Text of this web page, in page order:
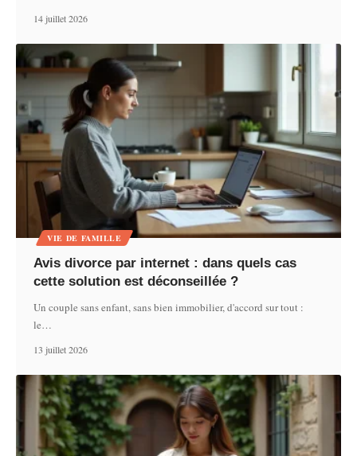
14 juillet 2026
VIE DE FAMILLE
Avis divorce par internet : dans quels cas
cette solution est déconseillée ?
Un couple sans enfant, sans bien immobilier, d'accord sur tout :
le…
13 juillet 2026